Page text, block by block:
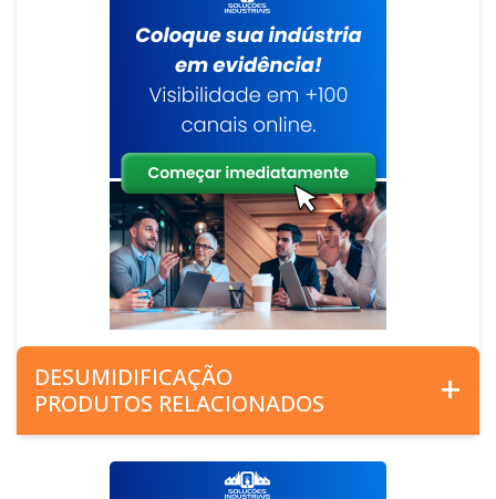
DESUMIDIFICAÇÃO
PRODUTOS RELACIONADOS